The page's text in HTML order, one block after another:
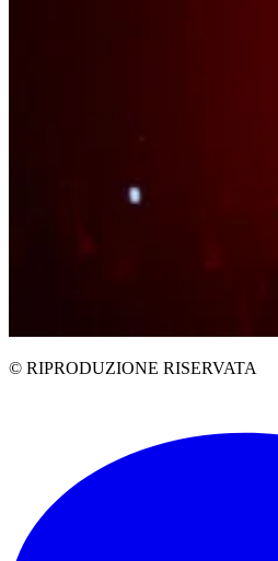
© RIPRODUZIONE RISERVATA